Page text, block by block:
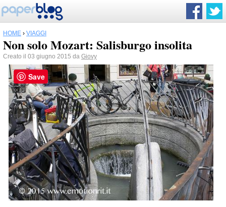
HOME › VIAGGI
Non solo Mozart: Salisburgo insolita
Creato il 03 giugno 2015 da Giovy
Save